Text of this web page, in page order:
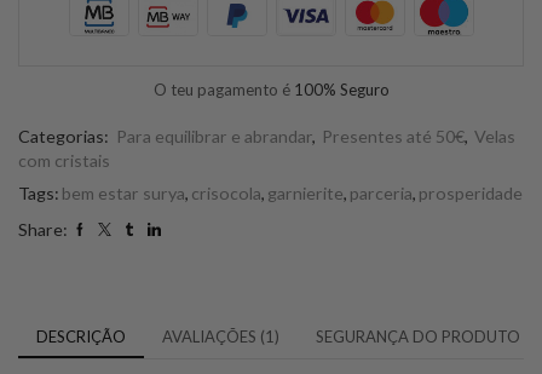
O teu pagamento é 100% Seguro
Categorias: Para equilibrar e abrandar, Presentes até 50€, Velas
com cristais
Tags: bem estar surya, crisocola, garnierite, parceria, prosperidade
Share:
DESCRIÇÃO AVALIAÇÕES (1) SEGURANÇA DO PRODUTO